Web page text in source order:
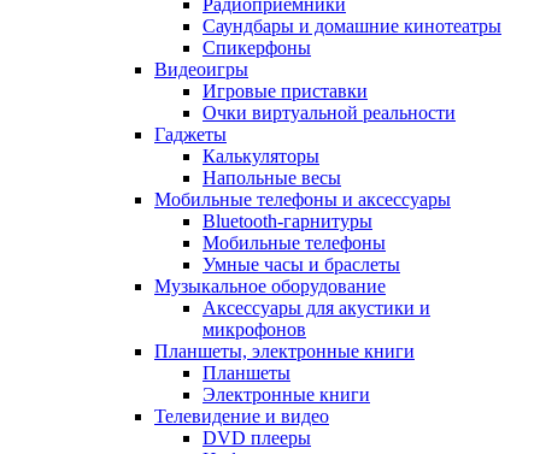
Радиоприемники
Саундбары и домашние кинотеатры
Спикерфоны
Видеоигры
Игровые приставки
Очки виртуальной реальности
Гаджеты
Калькуляторы
Напольные весы
Мобильные телефоны и аксессуары
Bluetooth-гарнитуры
Мобильные телефоны
Умные часы и браслеты
Музыкальное оборудование
Аксессуары для акустики и
микрофонов
Планшеты, электронные книги
Планшеты
Электронные книги
Телевидение и видео
DVD плееры